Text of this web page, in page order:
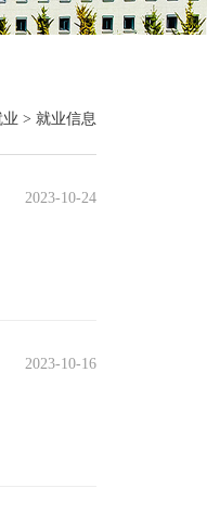
> 就业信息
2023-10-24
2023-10-16